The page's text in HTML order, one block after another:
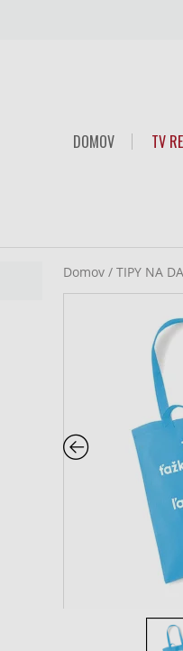
PreskočiťDOMOV TV
Domov / TIPY NA